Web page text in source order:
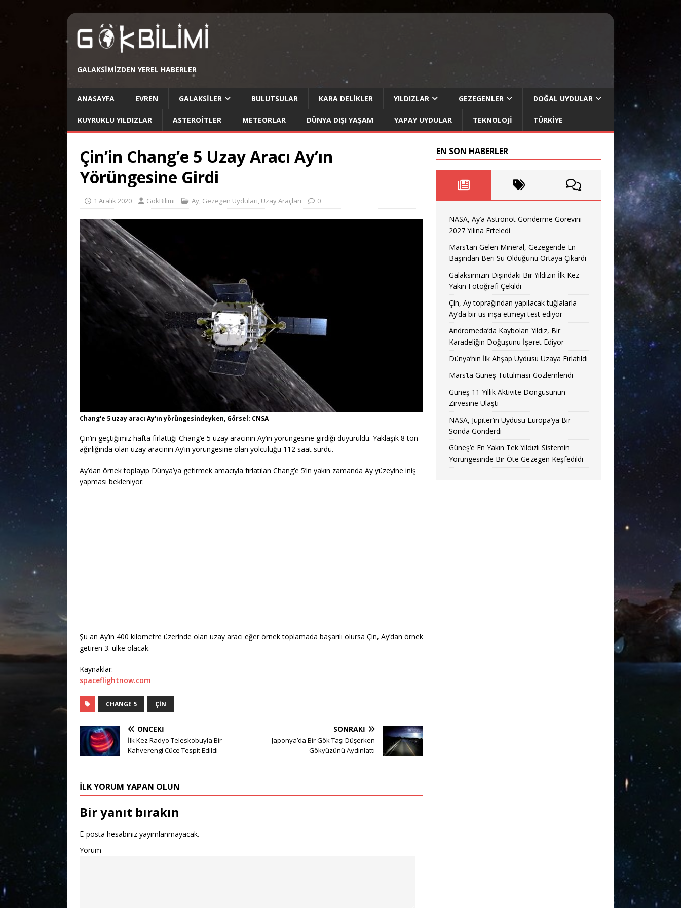
GALAKSIMIZDEN YEREL HABERLER
ANASAYFA EVREN GALAKSILER BULUTSULAR KARA DELIKLER YILDIZLAR GEZEGENLER DOĞAL UYDULAR
KUYRUKLU YILDIZLAR ASTEROITLER METEORLAR DÜNYA DIŞI YAŞAM YAPAY UYDULAR TEKNOLOJI TÜRKIYE
Çin’in Chang’e 5 Uzay Aracı Ay’ın
Yörüngesine Girdi
1 Aralık 2020 GokBilimi Ay, Gezegen Uyduları, Uzay Araçları 0
Chang'e 5 uzay aracı Ay'ın yörüngesindeyken, Görsel: CNSA
Çin’in geçtiğimiz hafta fırlattığı Chang’e 5 uzay aracının Ay’ın yörüngesine girdiği duyuruldu. Yaklaşık 8 ton
ağırlığında olan uzay aracının Ay’ın yörüngesine olan yolculuğu 112 saat sürdü.
Ay’dan örnek toplayıp Dünya’ya getirmek amacıyla fırlatılan Chang’e 5’in yakın zamanda Ay yüzeyine iniş
yapması bekleniyor.
Şu an Ay’ın 400 kilometre üzerinde olan uzay aracı eğer örnek toplamada başarılı olursa Çin, Ay’dan örnek
getiren 3. ülke olacak.
Kaynaklar:
spaceflightnow.com
CHANGE 5 ÇIN
ÖNCEKI
İlk Kez Radyo Teleskobuyla Bir
Kahverengi Cüce Tespit Edildi
SONRAKI
Japonya’da Bir Gök Taşı Düşerken
Gökyüzünü Aydınlattı
İLK YORUM YAPAN OLUN
Bir yanıt bırakın
E-posta hesabınız yayımlanmayacak.
Yorum
EN SON HABERLER
NASA, Ay’a Astronot Gönderme Görevini
2027 Yılına Erteledi
Mars’tan Gelen Mineral, Gezegende En
Başından Beri Su Olduğunu Ortaya Çıkardı
Galaksimizin Dışındaki Bir Yıldızın İlk Kez
Yakın Fotoğrafı Çekildi
Çin, Ay toprağından yapılacak tuğlalarla
Ay’da bir üs inşa etmeyi test ediyor
Andromeda’da Kaybolan Yıldız, Bir
Karadeliğin Doğuşunu İşaret Ediyor
Dünya’nın İlk Ahşap Uydusu Uzaya Fırlatıldı
Mars’ta Güneş Tutulması Gözlemlendi
Güneş 11 Yıllık Aktivite Döngüsünün
Zirvesine Ulaştı
NASA, Jüpiter’in Uydusu Europa’ya Bir
Sonda Gönderdi
Güneş’e En Yakın Tek Yıldızlı Sistemin
Yörüngesinde Bir Öte Gezegen Keşfedildi